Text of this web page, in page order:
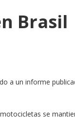
Brasil
a un informe
se